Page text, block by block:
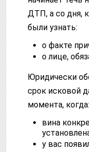
ДТП, а со дня,
были узнать:
о факте
о лице,
Юридически
срок исковой
момента, когда:
вина
у вас